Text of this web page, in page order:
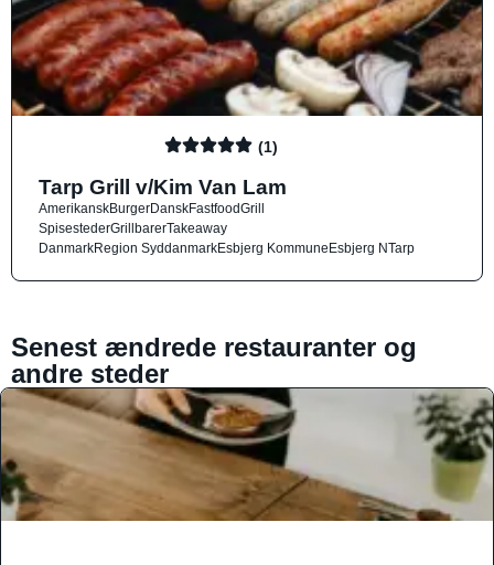
(1)
Tarp Grill v/Kim Van Lam
AmerikanskBurgerDanskFastfoodGrill
SpisestederGrillbarerTakeaway
DanmarkRegion SyddanmarkEsbjerg KommuneEsbjerg NTarp
Senest ændrede restauranter og
andre steder